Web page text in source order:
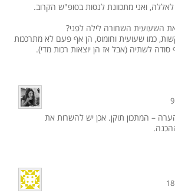
לאללה, ואני מתכוונת לנסות בסופ"ש הקרוב.
השעועית השחורה לילה לפני?
כמו שעועית וחומוס, הן אף פעם לא מתרככות
סודה לשתיה (אבל אז הן יוצאות רכות מדי).
– המתכון תוקן. אכן יש להשרות את